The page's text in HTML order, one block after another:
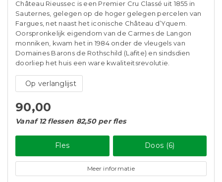
Château Rieussec is een Premier Cru Classé uit 1855 in
Sauternes, gelegen op de hoger gelegen percelen van
Fargues, net naast het iconische Château d’Yquem.
Oorspronkelijk eigendom van de Carmes de Langon
monniken, kwam het in 1984 onder de vleugels van
Domaines Barons de Rothschild (Lafite) en sindsdien
doorliep het huis een ware kwaliteitsrevolutie.
Op verlanglijst
90,00
Vanaf 12 flessen 82,50 per fles
Fles Doos (6)
Meer informatie